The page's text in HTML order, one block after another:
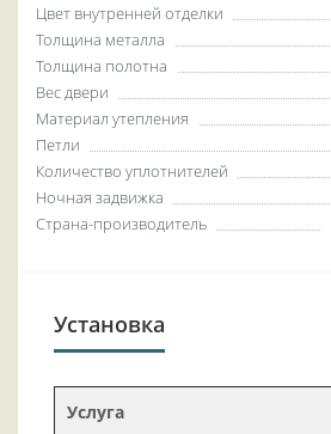
Цвет внутренней отделки
Толщина металла
Толщина полотна
Вес двери
Материал утепления
Петли
Количество уплотнителей
Ночная задвижка
Страна-производитель
Установка
Услуга